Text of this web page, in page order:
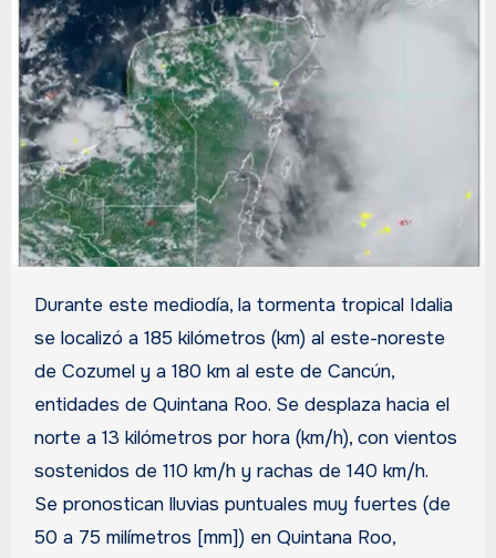
Durante este mediodía, la tormenta tropical Idalia
se localizó a 185 kilómetros (km) al este-noreste
de Cozumel y a 180 km al este de Cancún,
entidades de Quintana Roo. Se desplaza hacia el
norte a 13 kilómetros por hora (km/h), con vientos
sostenidos de 110 km/h y rachas de 140 km/h.
Se pronostican lluvias puntuales muy fuertes (de
50 a 75 milímetros [mm]) en Quintana Roo,